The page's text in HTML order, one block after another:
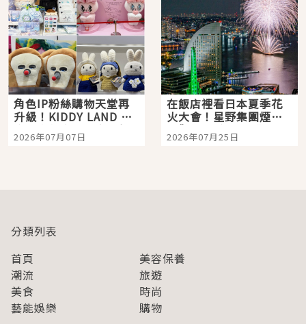
角色IP粉絲購物天堂再
升級！KIDDY LAND 原
宿店吉伊卡哇迎客，新
開幕 OMOKADO 店3分
2026年07月07日
在飯店裡看日本夏季花
火大會！星野集團煙火
景觀飯店6選，讓你不用
人擠人悠閒欣賞
2026年07月25日
分類列表
首頁
美容保養
潮流
旅遊
美食
時尚
藝能娛樂
購物